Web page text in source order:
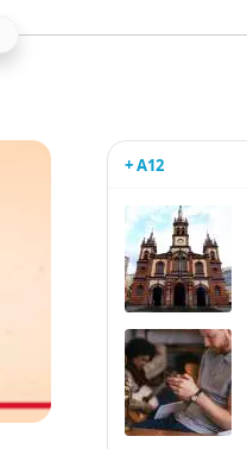
+ A12